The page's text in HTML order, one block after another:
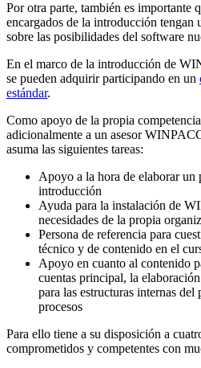
Por otra parte, también es importante
encargados de la introducción tengan
sobre las posibilidades del software
En el marco de la introducción de
se pueden adquirir participando en un
estándar.
Como apoyo de la propia
adicionalmente a un asesor
asuma las siguientes tareas:
Apoyo a la hora de elaborar un
introducción
Ayuda para la instalación de
necesidades de la propia
Persona de referencia para
técnico y de contenido en el
Apoyo en cuanto al contenido
cuentas principal, la
para las estructuras internas
procesos
Para ello tiene a su disposición a
comprometidos y competentes con